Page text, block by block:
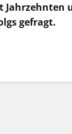
gefragt.